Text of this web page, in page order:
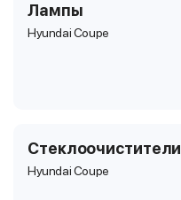
Лампы
Hyundai Coupe
Стеклоочистители
Hyundai Coupe